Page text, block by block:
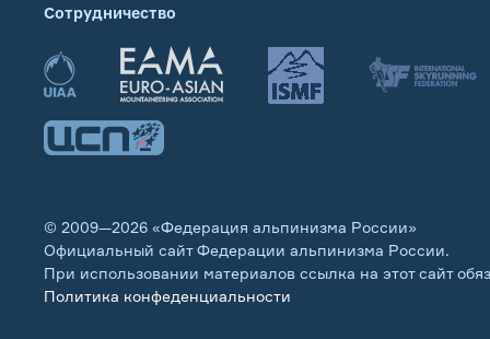
Сотрудничество
© 2009—2026 «Федерация альпинизма России»
Официальный сайт Федерации альпинизма России.
При использовании материалов ссылка на этот сайт
Политика конфеденциальности